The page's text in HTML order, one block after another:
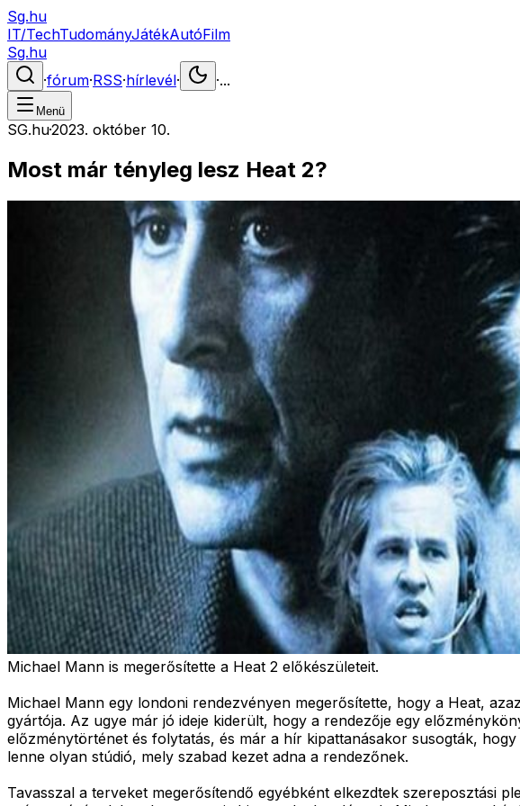
Sg.hu
IT/TechTudományJátékAutóFilm
Sg.hu
·fórum·RSS·hírlevél· ·...
Menü
SG.hu·2023. október 10.
Most már tényleg lesz Heat 2?
Michael Mann is megerősítette a Heat 2 előkészületeit.
Michael Mann egy londoni rendezvényen megerősítette, hogy a Heat,
gyártója. Az ugye már jó ideje kiderült, hogy a rendezője egy
előzménytörténet és folytatás, és már a hír kipattanásakor susogták,
lenne olyan stúdió, mely szabad kezet adna a rendezőnek.
Tavasszal a terveket megerősítendő egyébként elkezdtek szereposztási